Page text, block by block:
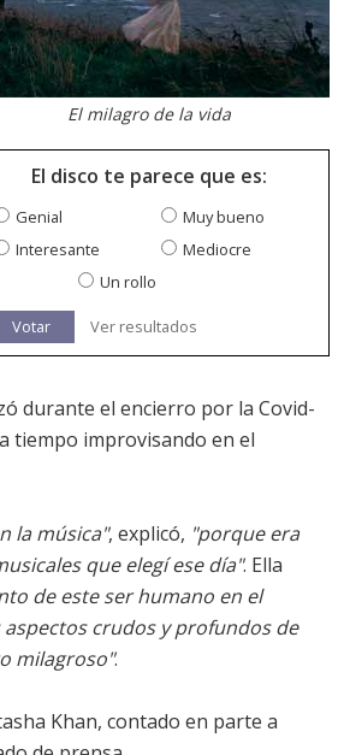
El milagro de la vida
El disco te parece que es:
Genial
Muy bueno
Interesante
Mediocre
Un rollo
Votar Ver resultados
durante el encierro por la Covid-
tiempo improvisando en el
la música", explicó, "porque era
que elegí ese día". Ella
de este ser humano en el
crudos y profundos de
milagroso".
Khan, contado en parte a